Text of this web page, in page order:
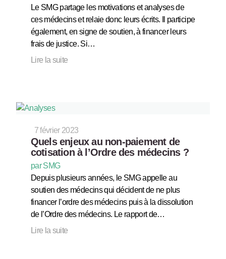
Le SMG partage les motivations et analyses de
ces médecins et relaie donc leurs écrits. Il participe
également, en signe de soutien, à financer leurs
frais de justice. Si…
Lire la suite
7 février 2023
Quels enjeux au non-paiement de
cotisation à l’Ordre des médecins ?
par SMG
Depuis plusieurs années, le SMG appelle au
soutien des médecins qui décident de ne plus
financer l’ordre des médecins puis à la dissolution
de l’Ordre des médecins. Le rapport de…
Lire la suite